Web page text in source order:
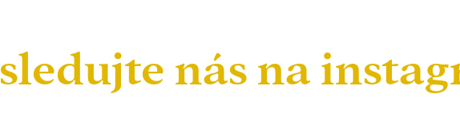
sledujte nás na